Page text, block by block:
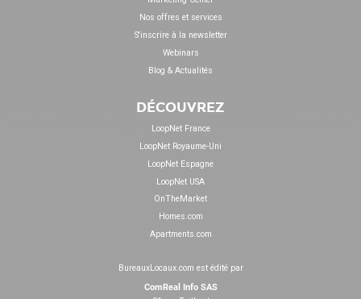
Nos offres et services
S'inscrire à la newsletter
Webinars
Blog & Actualités
DÉCOUVREZ
LoopNet France
LoopNet Royaume-Uni
LoopNet Espagne
LoopNet USA
OnTheMarket
Homes.com
Apartments.com
BureauxLocaux.com est édité par
ComReal Info SAS